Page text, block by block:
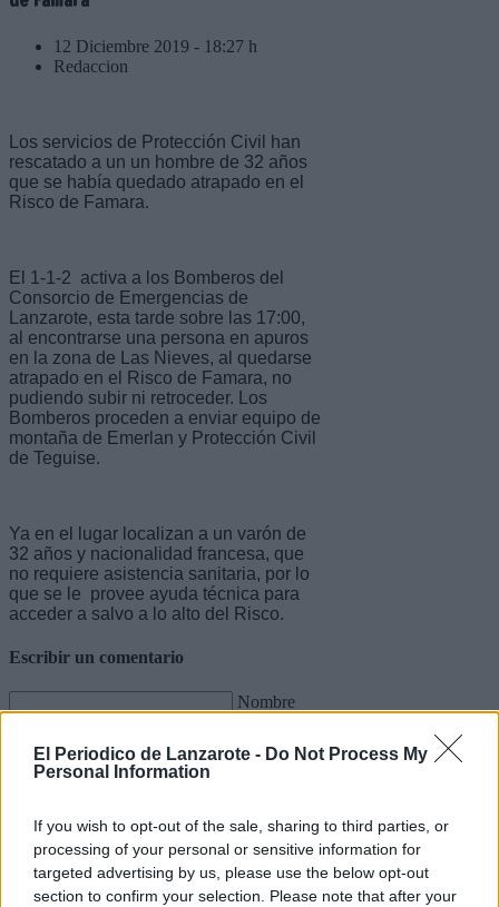
El Periodico de Lanzarote - Do Not Process My
Personal Information
If you wish to opt-out of the sale, sharing to third parties, or
processing of your personal or sensitive information for
targeted advertising by us, please use the below opt-out
section to confirm your selection. Please note that after your
12 Diciembre 2019 - 18:27 h
Redaccion
Los servicios de Protección Civil han
rescatado a un un hombre de 32 años
que se había quedado atrapado en el
Risco de Famara.
El 1-1-2 activa a los Bomberos del
Consorcio de Emergencias de
Lanzarote, esta tarde sobre las 17:00,
al encontrarse una persona en apuros
en la zona de Las Nieves, al quedarse
atrapado en el Risco de Famara, no
pudiendo subir ni retroceder. Los
Bomberos proceden a enviar equipo de
montaña de Emerlan y Protección Civil
de Teguise.
Ya en el lugar localizan a un varón de
32 años y nacionalidad francesa, que
no requiere asistencia sanitaria, por lo
que se le provee ayuda técnica para
acceder a salvo a lo alto del Risco.
Escribir un comentario
Nombre